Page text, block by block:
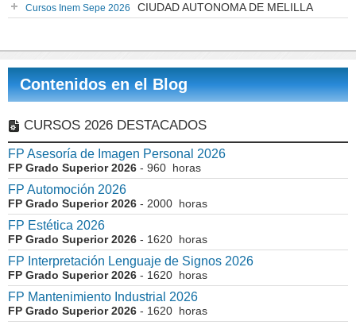
Cursos Inem Sepe 2026 CIUDAD AUTONOMA DE MELILLA
Contenidos en el Blog
CURSOS 2026 DESTACADOS
FP Asesoría de Imagen Personal 2026
FP Grado Superior 2026 - 960 horas
FP Automoción 2026
FP Grado Superior 2026 - 2000 horas
FP Estética 2026
FP Grado Superior 2026 - 1620 horas
FP Interpretación Lenguaje de Signos 2026
FP Grado Superior 2026 - 1620 horas
FP Mantenimiento Industrial 2026
FP Grado Superior 2026 - 1620 horas